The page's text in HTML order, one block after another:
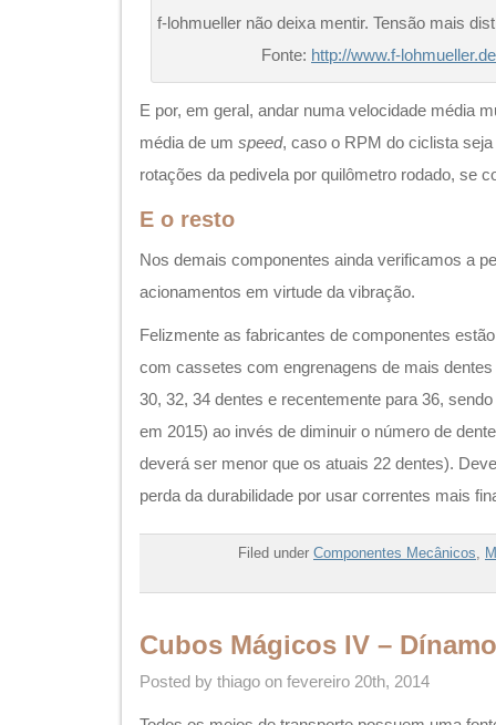
f-lohmueller não deixa mentir. Tensão mais
Fonte: http://www.f-lohmueller.de
E por, em geral, andar numa velocidade média
média de um speed, caso o RPM do ciclista
rotações da pedivela por quilômetro rodado, se
E o resto
Nos demais componentes ainda verificamos a
acionamentos em virtude da vibração.
Felizmente as fabricantes de componentes
com cassetes com engrenagens de mais
30, 32, 34 dentes e recentemente para 36,
em 2015) ao invés de diminuir o número de
deverá ser menor que os atuais 22 dentes).
perda da durabilidade por usar correntes mais
Filed under Componentes Mecânicos,
Cubos Mágicos IV –
Posted by thiago on fevereiro 20th, 2014